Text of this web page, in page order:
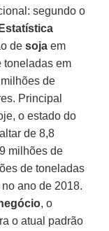
segundo o
desoja em
toneladas em
de
Principal
o estado do
de 8,8
milhões de
de toneladas
ano de 2018.
, o
o atual padrão